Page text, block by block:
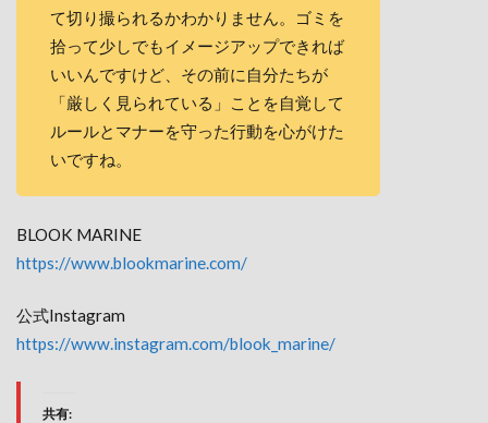
て切り撮られるかわかりません。ゴミを
拾って少しでもイメージアップできれば
いいんですけど、その前に自分たちが
「厳しく見られている」ことを自覚して
ルールとマナーを守った行動を心がけた
いですね。
BLOOK MARINE
https://www.blookmarine.com/
公式Instagram
https://www.instagram.com/blook_marine/
共有: